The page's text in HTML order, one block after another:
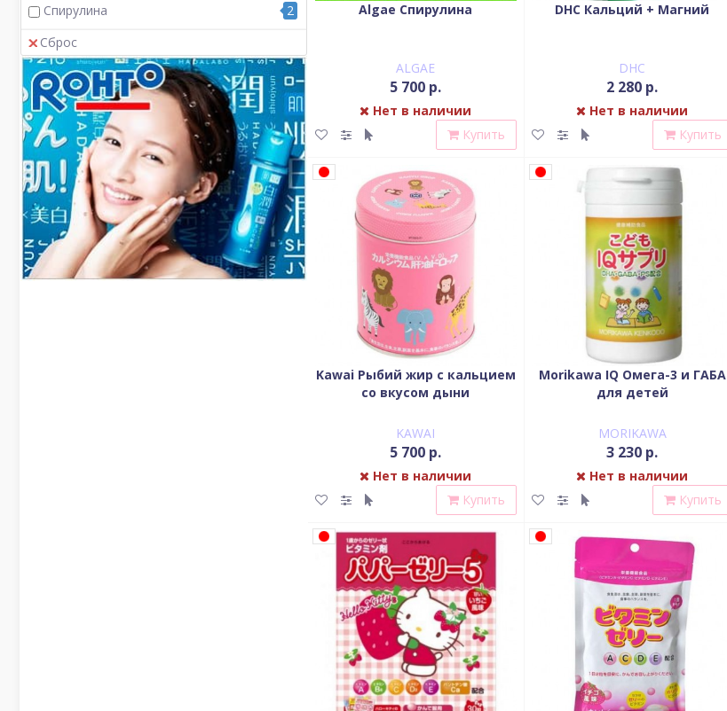
Спирулина
2
Сброс
Algae Спирулина
ALGAE
5 700 р.
Нет в наличии
Купить
DHC Кальций + Магний
DHC
2 280 р.
Нет в наличии
Купить
Kawai Рыбий жир с кальцием
со вкусом дыни
KAWAI
5 700 р.
Нет в наличии
Купить
Morikawa IQ Омега-3 и ГАБА
для детей
MORIKAWA
3 230 р.
Нет в наличии
Купить